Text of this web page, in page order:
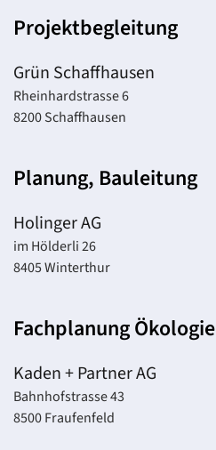
Projektbegleitung
Grün Schaffhausen
Rheinhardstrasse 6
8200 Schaffhausen
Planung, Bauleitung
Holinger AG
im Hölderli 26
8405 Winterthur
Fachplanung Ökologie
Kaden + Partner AG
Bahnhofstrasse 43
8500 Fraufenfeld